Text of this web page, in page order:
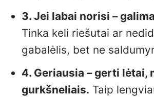
3. Jei labai norisi –
Tinka keli riešutai ar
gabalėlis, bet ne
4. Geriausia – gerti lėtai,
gurkšneliais. Taip